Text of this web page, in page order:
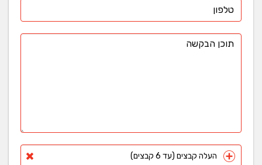
העלה קבצים (עד 6 קבצים)